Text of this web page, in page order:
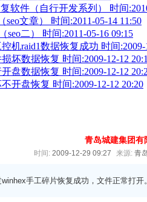
软件（自行开发系列） 时间
seo文章） 时间:2011-05-14 11:50
seo二） 时间:2011-05-16 09:15
机raid1数据恢复成功 时间:2009-
坏数据恢复 时间:2009-12-12
盘数据恢复 时间:2009-12-12
开盘恢复 时间:2009-12-12 20:20
青岛城建集团有
时间: 2009-12-29 09:27 来源: 青
手工碎片恢复成功，文件正常打开